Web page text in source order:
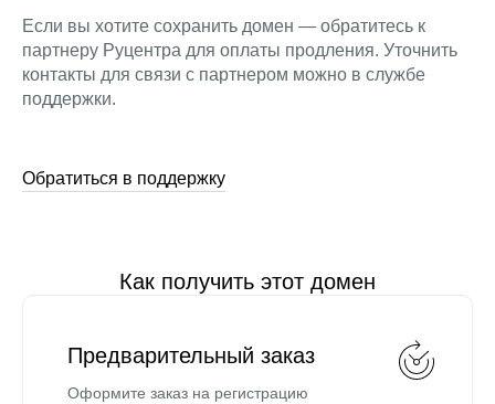
Если вы хотите сохранить домен — обратитесь к
партнеру Руцентра для оплаты продления. Уточнить
контакты для связи с партнером можно в службе
поддержки.
Обратиться в поддержку
Как получить этот домен
Предварительный заказ
Оформите заказ на регистрацию